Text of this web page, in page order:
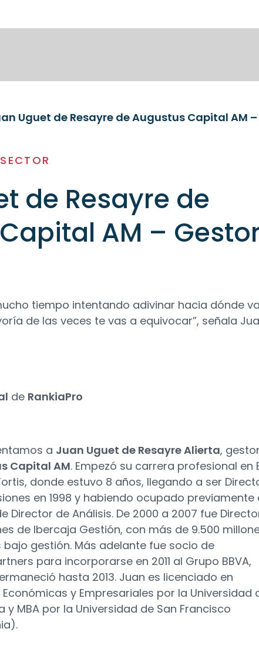
Uguet de Resayre de Augustus Capital AM
de Resayre de
AM –
tiempo intentando adivinar hacia dónde
de las veces te vas a equivocar”, señala
de RankiaPro
a Juan Uguet de Resayre Alierta,
Capital AM. Empezó su carrera profesional en
donde estuvo 8 años, llegando a ser
en 1998 y habiendo ocupado previamente
Director de Análisis. De 2000 a 2007 fue
de Ibercaja Gestión, con más de 9.500
bajo gestión. Más adelante fue socio de
para incorporarse en 2011 al Grupo BBVA,
hasta 2013. Juan es licenciado en
y Empresariales por la Universidad
y MBA por la Universidad de San Francisco